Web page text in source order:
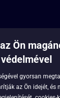
Ön
védelmével
gyorsan
az Ön idejét, és